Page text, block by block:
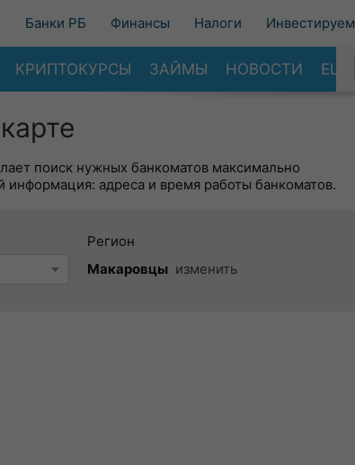
Банки РБ Финансы Налоги Инвестируем
КРИПТОКУРСЫ ЗАЙМЫ НОВОСТИ ЕЩЕ
поиск нужных банкоматов максимально
адреса и время работы банкоматов.
Регион
Макаровцы изменить